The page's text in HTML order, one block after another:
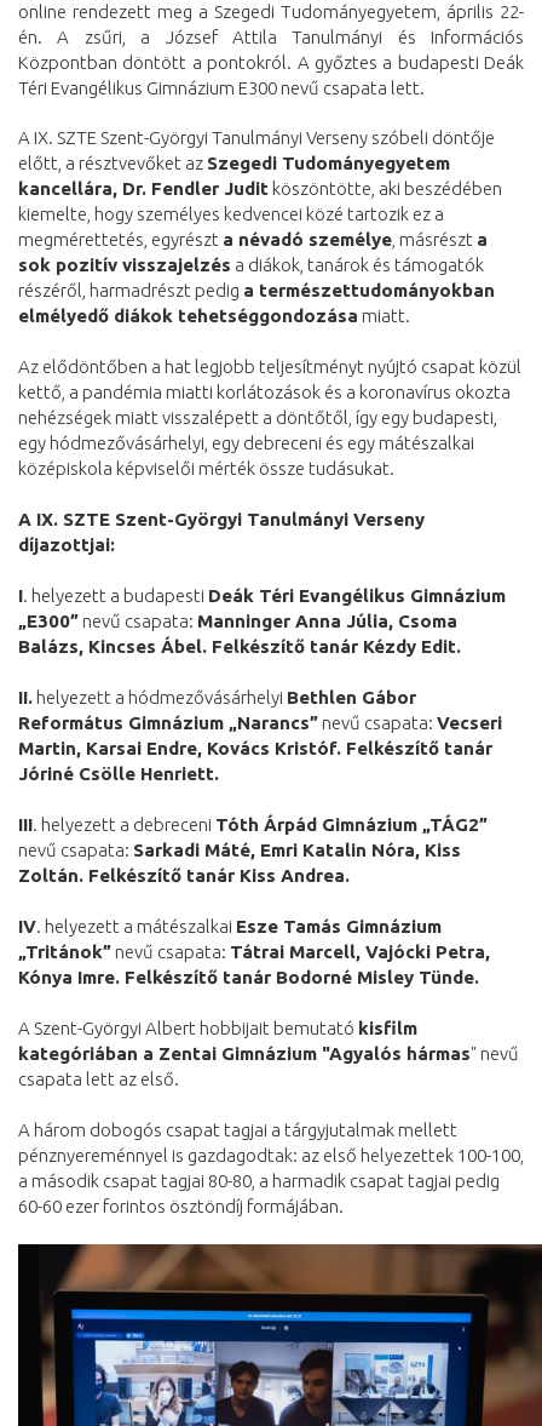
online rendezett meg a Szegedi Tudományegyetem, április 22-
én. A zsűri, a József Attila Tanulmányi és Információs
Központban döntött a pontokról. A győztes a budapesti Deák
Téri Evangélikus Gimnázium E300 nevű csapata lett.
A IX. SZTE Szent-Györgyi Tanulmányi Verseny szóbeli döntője
előtt, a résztvevőket az Szegedi Tudományegyetem
kancellára, Dr. Fendler Judit köszöntötte, aki beszédében
kiemelte, hogy személyes kedvencei közé tartozik ez a
megmérettetés, egyrészt a névadó személye , másrészt a
sok pozitív visszajelzés a diákok, tanárok és támogatók
részéről, harmadrészt pedig a természettudományokban
elmélyedő diákok tehetséggondozása miatt.
Az elődöntőben a hat legjobb teljesítményt nyújtó csapat közül
kettő, a pandémia miatti korlátozások és a koronavírus okozta
nehézségek miatt visszalépett a döntőtől, így egy budapesti,
egy hódmezővásárhelyi, egy debreceni és egy mátészalkai
középiskola képviselői mérték össze tudásukat.
A IX. SZTE Szent-Györgyi Tanulmányi Verseny
díjazottjai:
I. helyezett a budapesti Deák Téri Evangélikus Gimnázium
„E300” nevű csapata: Manninger Anna Júlia, Csoma
Balázs, Kincses Ábel. Felkészítő tanár Kézdy Edit.
II. helyezett a hódmezővásárhelyi Bethlen Gábor
Református Gimnázium „Narancs” nevű csapata: Vecseri
Martin, Karsai Endre, Kovács Kristóf. Felkészítő tanár
Jóriné Csölle Henriett.
III. helyezett a debreceni Tóth Árpád Gimnázium „TÁG2”
nevű csapata: Sarkadi Máté, Emri Katalin Nóra, Kiss
Zoltán. Felkészítő tanár Kiss Andrea.
IV. helyezett a mátészalkai Esze Tamás Gimnázium
„Tritánok” nevű csapata: Tátrai Marcell, Vajócki Petra,
Kónya Imre. Felkészítő tanár Bodorné Misley Tünde.
A Szent-Györgyi Albert hobbijait bemutató kisfilm
kategóriában a Zentai Gimnázium "Agyalós hármas" nevű
csapata lett az első.
A három dobogós csapat tagjai a tárgyjutalmak mellett
pénznyereménnyel is gazdagodtak: az első helyezettek 100-100,
a második csapat tagjai 80-80, a harmadik csapat tagjai pedig
60-60 ezer forintos ösztöndíj formájában.